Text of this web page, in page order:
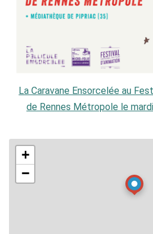
La Caravane Ensorcelée au
de Rennes Métropole le
+
−